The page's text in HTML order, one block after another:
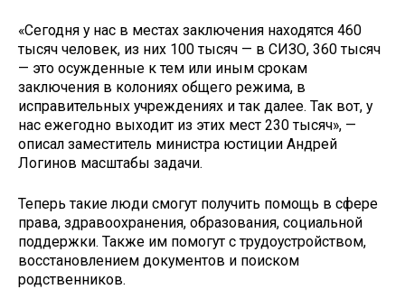
«Сегодня у нас в местах заключения находятся 460
тысяч человек, из них 100 тысяч — в СИЗО, 360 тысяч
— это осужденные к тем или иным срокам
заключения в колониях общего режима, в
исправительных учреждениях и так далее. Так вот, у
нас ежегодно выходит из этих мест 230 тысяч», —
описал заместитель министра юстиции Андрей
Логинов масштабы задачи.
Теперь такие люди смогут получить помощь в сфере
права, здравоохранения, образования, социальной
поддержки. Также им помогут с трудоустройством,
восстановлением документов и поиском
родственников.